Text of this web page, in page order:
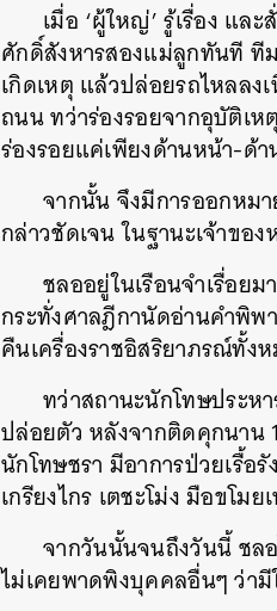
เมื่อ ‘ผู้ใหญ่’ รู้เรื่อง แล
ศักดิ์สังหารสองแม่ลูกทันที ที
เกิดเหตุ แล้วปล่อยรถไหลล
ถนน ทว่าร่องรอยจากอุบัติเ
ร่องรอยแค่เพียงด้านหน้า-ด้
จากนั้น จึงมีการออกหม
กล่าวชัดเจน ในฐานะเจ้าข
ชลออยู่ในเรือนจำเรื่อย
กระทั่งศาลฎีกานัดอ่านคำพิพ
คืนเครื่องราชอิสริยาภรณ์ทั้ง
ทว่าสถานะนักโทษประห
ปล่อยตัว หลังจากติดคุกนาน
นักโทษชรา มีอาการป่วยเรื้อ
เกรียงไกร เตชะโม่ง มือขโม
จากวันนั้นจนถึงวันนี้ ชล
ไม่เคยพาดพิงบุคคลอื่นๆ ว่า